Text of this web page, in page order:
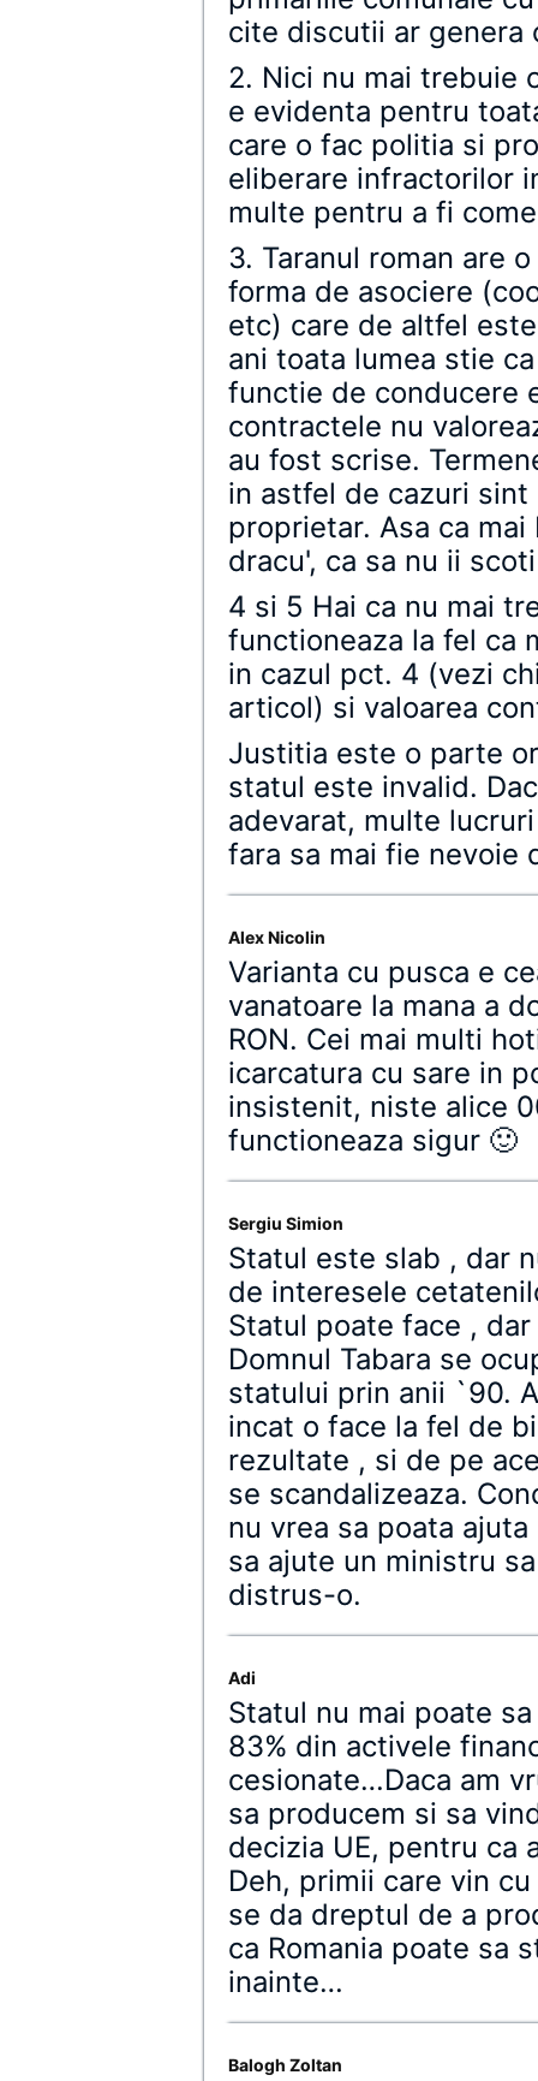
cite discutii ar genera
2. Nici nu mai trebuie
e evidenta pentru
care o fac politia si
eliberare infractorilor
multe pentru a fi
3. Taranul roman are
forma de asociere
etc) care de altfel
ani toata lumea stie
functie de conducere
contractele nu
au fost scrise.
in astfel de cazuri
proprietar. Asa ca
dracu', ca sa nu ii
4 si 5 Hai ca nu mai
functioneaza la fel ca
in cazul pct. 4 (vezi
articol) si valoarea
Justitia este o parte
statul este invalid.
adevarat, multe
fara sa mai fie nevoie
Alex Nicolin
Varianta cu pusca e
vanatoare la mana a
RON. Cei mai multi
icarcatura cu sare in
insistenit, niste alice
functioneaza sigur 🙂
Sergiu Simion
Statul este slab , dar
de interesele
Statul poate face ,
Domnul Tabara se
statului prin anii `90.
incat o face la fel de
rezultate , si de pe
se scandalizeaza.
nu vrea sa poata
sa ajute un ministru
distrus-o.
Adi
Statul nu mai poate
83% din activele
cesionate…Daca am
sa producem si sa
decizia UE, pentru ca
Deh, primii care vin
se da dreptul de a
ca Romania poate sa
inainte…
Balogh Zoltan